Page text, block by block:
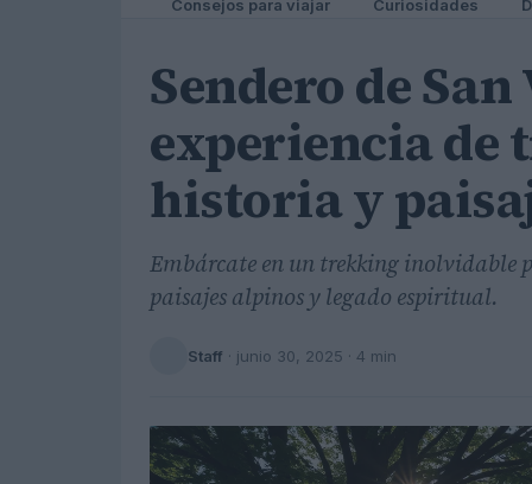
Consejos para viajar Curiosidades
Sendero de
experiencia de
historia y
Embárcate en un trekking inolvidable
paisajes alpinos y legado espiritual.
Staff · junio 30, 2025 · 4 min